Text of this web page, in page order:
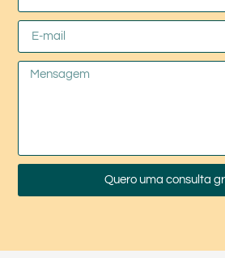
Quero uma consulta